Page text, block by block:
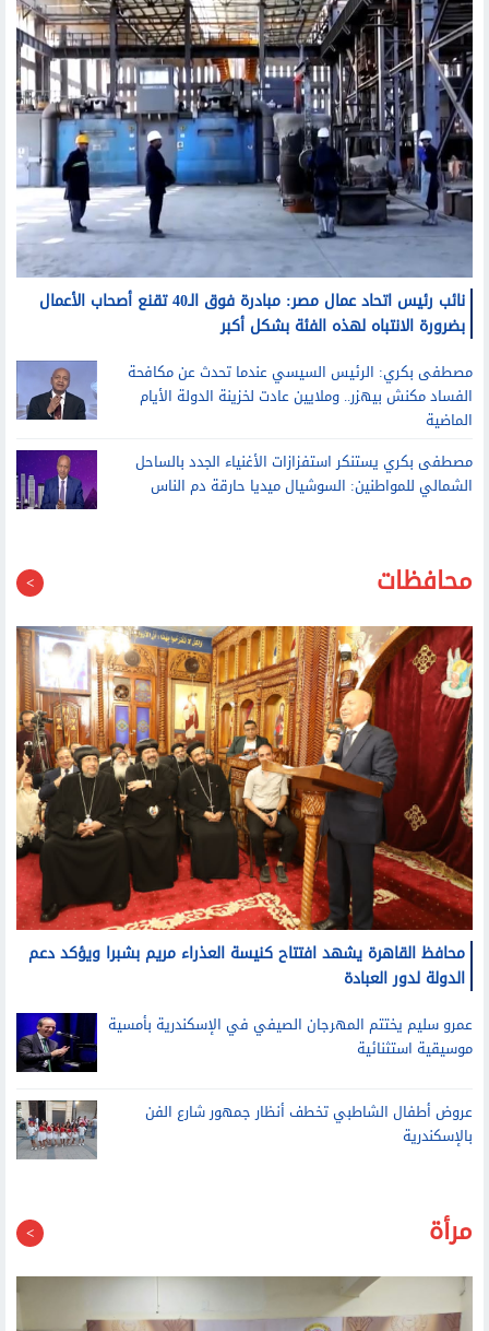
نائب رئيس اتحاد عمال مصر: مبادرة فوق الـ40 تقنع أصحاب الأعمال
بضرورة الانتباه لهذه الفئة بشكل أكبر
مصطفى بكري: الرئيس السيسي عندما تحدث عن مكافحة
الفساد مكنش بيهزر.. وملايين عادت لخزينة الدولة الأيام
الماضية
مصطفى بكري يستنكر استفزازات الأغنياء الجدد بالساحل
الشمالي للمواطنين: السوشيال ميديا حارقة دم الناس
محافظات
محافظ القاهرة يشهد افتتاح كنيسة العذراء مريم بشبرا ويؤكد دعم
الدولة لدور العبادة
عمرو سليم يختتم المهرجان الصيفي في الإسكندرية بأمسية
موسيقية استثنائية
عروض أطفال الشاطبي تخطف أنظار جمهور شارع الفن
بالإسكندرية
مرأة